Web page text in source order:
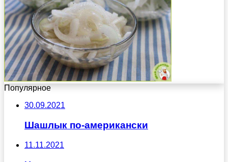
Популярное
30.09.2021
Шашлык по-американски
11.11.2021